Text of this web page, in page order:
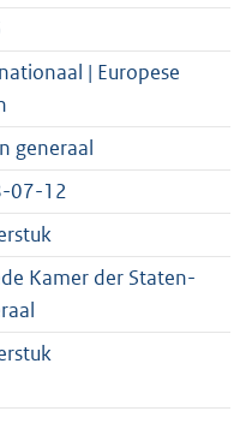
| Europese
generaal
07-12
Kamer der Staten-